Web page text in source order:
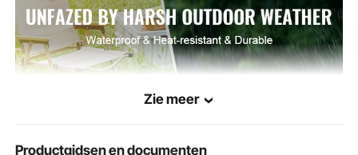
Zie meer
Productgidsen en documenten